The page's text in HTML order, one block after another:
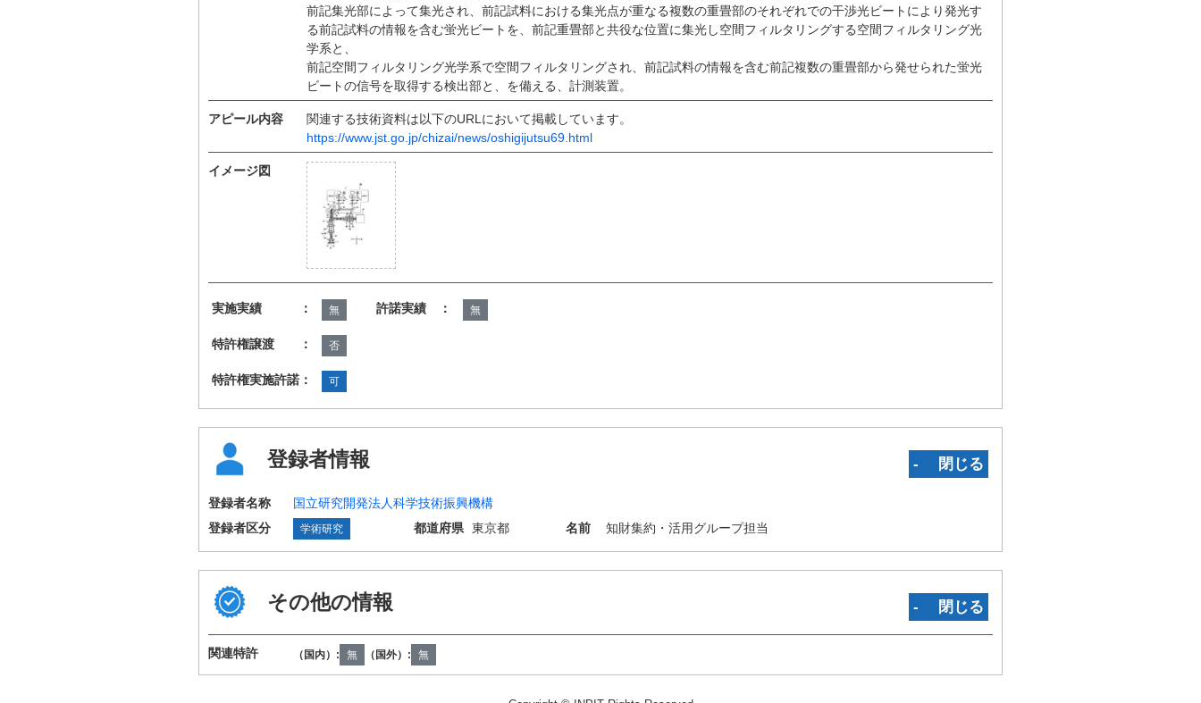
前記集光部によって集光され、前記試料における集光点が重なる複数の重畳部のそれぞれでの干渉光ビートにより発光す
る前記試料の情報を含む蛍光ビートを、前記重畳部と共役な位置に集光し空間フィルタリングする空間フィルタリング光
学系と、
前記空間フィルタリング光学系で空間フィルタリングされ、前記試料の情報を含む前記複数の重畳部から発せられた蛍光
ビートの信号を取得する検出部と、を備える、計測装置。
アピール内容
関連する技術資料は以下のURLにおいて掲載しています。
https://www.jst.go.jp/chizai/news/oshigijutsu69.html
イメージ図
実施実績 ： 無 許諾実績 ： 無
特許権譲渡 ： 否
特許権実施許諾： 可
登録者情報 ‐ 閉じる
登録者名称
国立研究開発法人科学技術振興機構
登録者区分
学術研究 都道府県 東京都 名前 知財集約・活用グループ担当
その他の情報 ‐ 閉じる
関連特許 （国内）: 無 （国外）: 無